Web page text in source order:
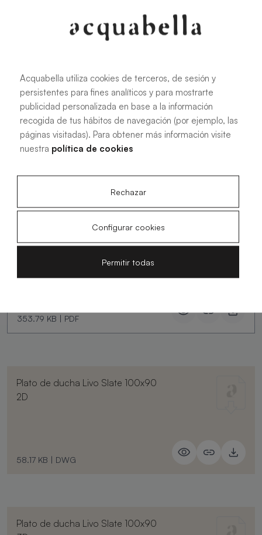
PDF
Manual de instalación de platos de
ducha Akron®
4.15 MB|PDF
Planos técnicos Livo Slate
353.79 KB | PDF
Plato de ducha Livo Slate 100x90
2D
58.17 KB | DWG
Plato de ducha Livo Slate 100x90
Acquabella utiliza cookies de terceros, de sesión y
persistentes para fines analíticos y para mostrarte
publicidad personalizada en base a la información
recogida de tus hábitos de navegación (por ejemplo, las
páginas visitadas). Para obtener más información visite
nuestra política de cookies
Rechazar
Configurar cookies
Permitir todas